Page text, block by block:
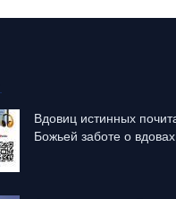
Вдовиц истинных
Божьей заботе о вдовах